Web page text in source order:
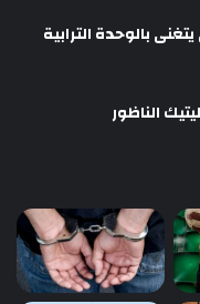
بالوحدة الترابية
الناظور